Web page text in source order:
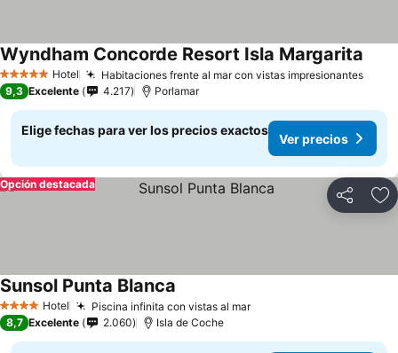
5 Estrellas Hotel Habitaciones frente al mar con vistas impresionantes
Wyndham Concorde Resort Isla Margarita
9,3 Excelente 4.217 Porlamar
Elige fechas para ver los precios exactos
Ver precios
Compartir
Opción destacada
4 EstrellasHotel Piscina infinita con vistas al mar
Sunsol Punta Blanca
8,7 Excelente 2.060 Isla de Coche